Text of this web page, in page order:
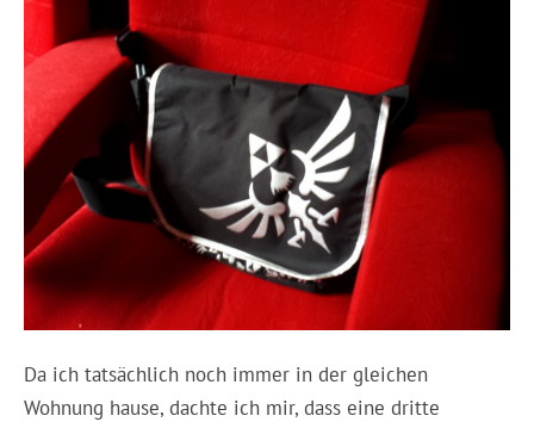
Da ich tatsächlich noch immer in der gleichen
Wohnung hause, dachte ich mir, dass eine dritte